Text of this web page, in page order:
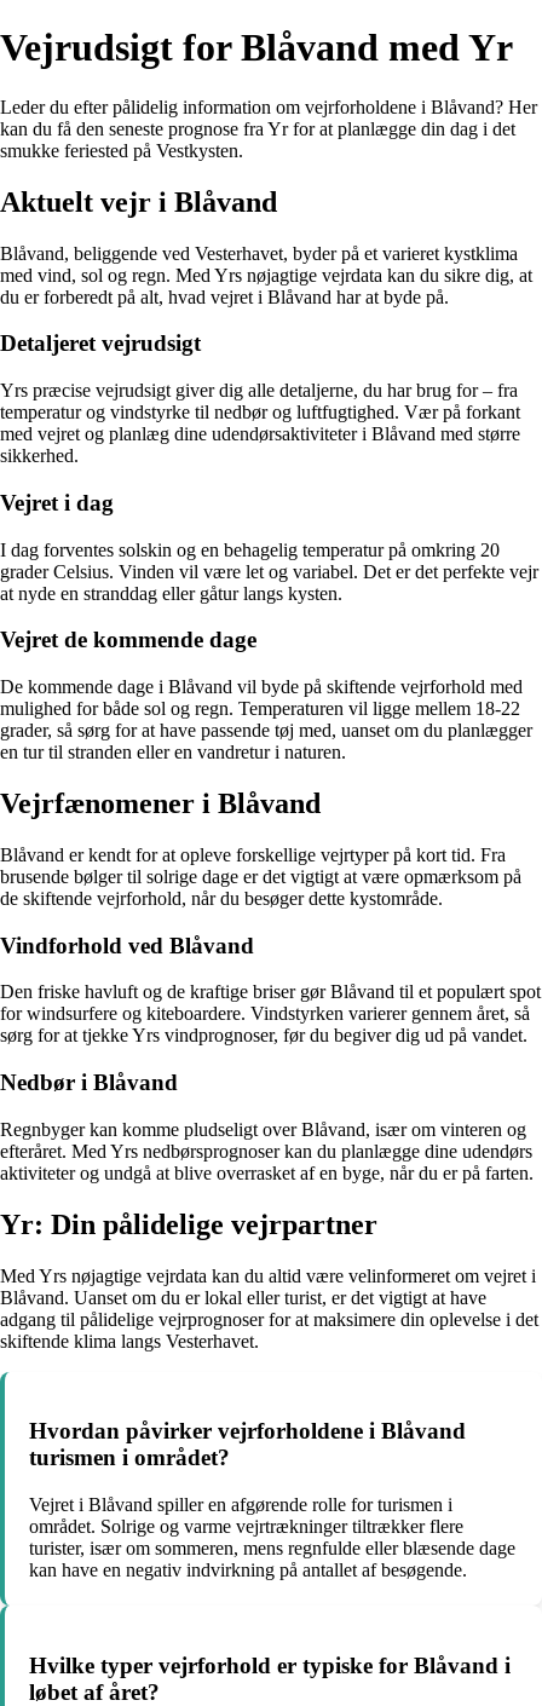
Vejrudsigt for Blåvand med Yr
Leder du efter pålidelig information om vejrforholdene i Blåvand? Her
kan du få den seneste prognose fra Yr for at planlægge din dag i det
smukke feriested på Vestkysten.
Aktuelt vejr i Blåvand
Blåvand, beliggende ved Vesterhavet, byder på et varieret kystklima
med vind, sol og regn. Med Yrs nøjagtige vejrdata kan du sikre dig, at
du er forberedt på alt, hvad vejret i Blåvand har at byde på.
Detaljeret vejrudsigt
Yrs præcise vejrudsigt giver dig alle detaljerne, du har brug for – fra
temperatur og vindstyrke til nedbør og luftfugtighed. Vær på forkant
med vejret og planlæg dine udendørsaktiviteter i Blåvand med større
sikkerhed.
Vejret i dag
I dag forventes solskin og en behagelig temperatur på omkring 20
grader Celsius. Vinden vil være let og variabel. Det er det perfekte vejr
at nyde en stranddag eller gåtur langs kysten.
Vejret de kommende dage
De kommende dage i Blåvand vil byde på skiftende vejrforhold med
mulighed for både sol og regn. Temperaturen vil ligge mellem 18-22
grader, så sørg for at have passende tøj med, uanset om du planlægger
en tur til stranden eller en vandretur i naturen.
Vejrfænomener i Blåvand
Blåvand er kendt for at opleve forskellige vejrtyper på kort tid. Fra
brusende bølger til solrige dage er det vigtigt at være opmærksom på
de skiftende vejrforhold, når du besøger dette kystområde.
Vindforhold ved Blåvand
Den friske havluft og de kraftige briser gør Blåvand til et populært spot
for windsurfere og kiteboardere. Vindstyrken varierer gennem året, så
sørg for at tjekke Yrs vindprognoser, før du begiver dig ud på vandet.
Nedbør i Blåvand
Regnbyger kan komme pludseligt over Blåvand, især om vinteren og
efteråret. Med Yrs nedbørsprognoser kan du planlægge dine udendørs
aktiviteter og undgå at blive overrasket af en byge, når du er på farten.
Yr: Din pålidelige vejrpartner
Med Yrs nøjagtige vejrdata kan du altid være velinformeret om vejret i
Blåvand. Uanset om du er lokal eller turist, er det vigtigt at have
adgang til pålidelige vejrprognoser for at maksimere din oplevelse i det
skiftende klima langs Vesterhavet.
Hvordan påvirker vejrforholdene i Blåvand
turismen i området?
Vejret i Blåvand spiller en afgørende rolle for turismen i
området. Solrige og varme vejrtrækninger tiltrækker flere
turister, især om sommeren, mens regnfulde eller blæsende dage
kan have en negativ indvirkning på antallet af besøgende.
Hvilke typer vejrforhold er typiske for Blåvand i
løbet af året?